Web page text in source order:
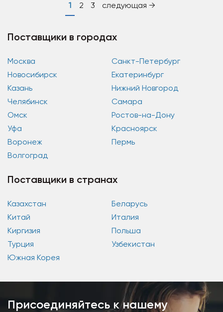
1 2 3 следующая →
Поставщики в городах
Москва
Санкт-Петербург
Новосибирск
Екатеринбург
Казань
Нижний Новгород
Челябинск
Самара
Омск
Ростов-на-Дону
Уфа
Красноярск
Воронеж
Пермь
Волгоград
Поставщики в странах
Казахстан
Беларусь
Китай
Италия
Киргизия
Польша
Турция
Узбекистан
Южная Корея
Присоединяйтесь к нашему